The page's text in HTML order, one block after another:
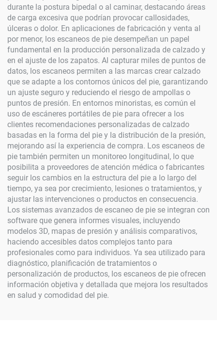
durante la postura bipedal o al caminar, destacando áreas
de carga excesiva que podrían provocar callosidades,
úlceras o dolor. En aplicaciones de fabricación y venta al
por menor, los escaneos de pie desempeñan un papel
fundamental en la producción personalizada de calzado y
en el ajuste de los zapatos. Al capturar miles de puntos de
datos, los escaneos permiten a las marcas crear calzado
que se adapte a los contornos únicos del pie, garantizando
un ajuste seguro y reduciendo el riesgo de ampollas o
puntos de presión. En entornos minoristas, es común el
uso de escáneres portátiles de pie para ofrecer a los
clientes recomendaciones personalizadas de calzado
basadas en la forma del pie y la distribución de la presión,
mejorando así la experiencia de compra. Los escaneos de
pie también permiten un monitoreo longitudinal, lo que
posibilita a proveedores de atención médica o fabricantes
seguir los cambios en la estructura del pie a lo largo del
tiempo, ya sea por crecimiento, lesiones o tratamientos, y
ajustar las intervenciones o productos en consecuencia.
Los sistemas avanzados de escaneo de pie se integran con
software que genera informes visuales, incluyendo
modelos 3D, mapas de presión y análisis comparativos,
haciendo accesibles datos complejos tanto para
profesionales como para individuos. Ya sea utilizado para
diagnóstico, planificación de tratamientos o
personalización de productos, los escaneos de pie ofrecen
información objetiva y detallada que mejora los resultados
en salud y comodidad del pie.